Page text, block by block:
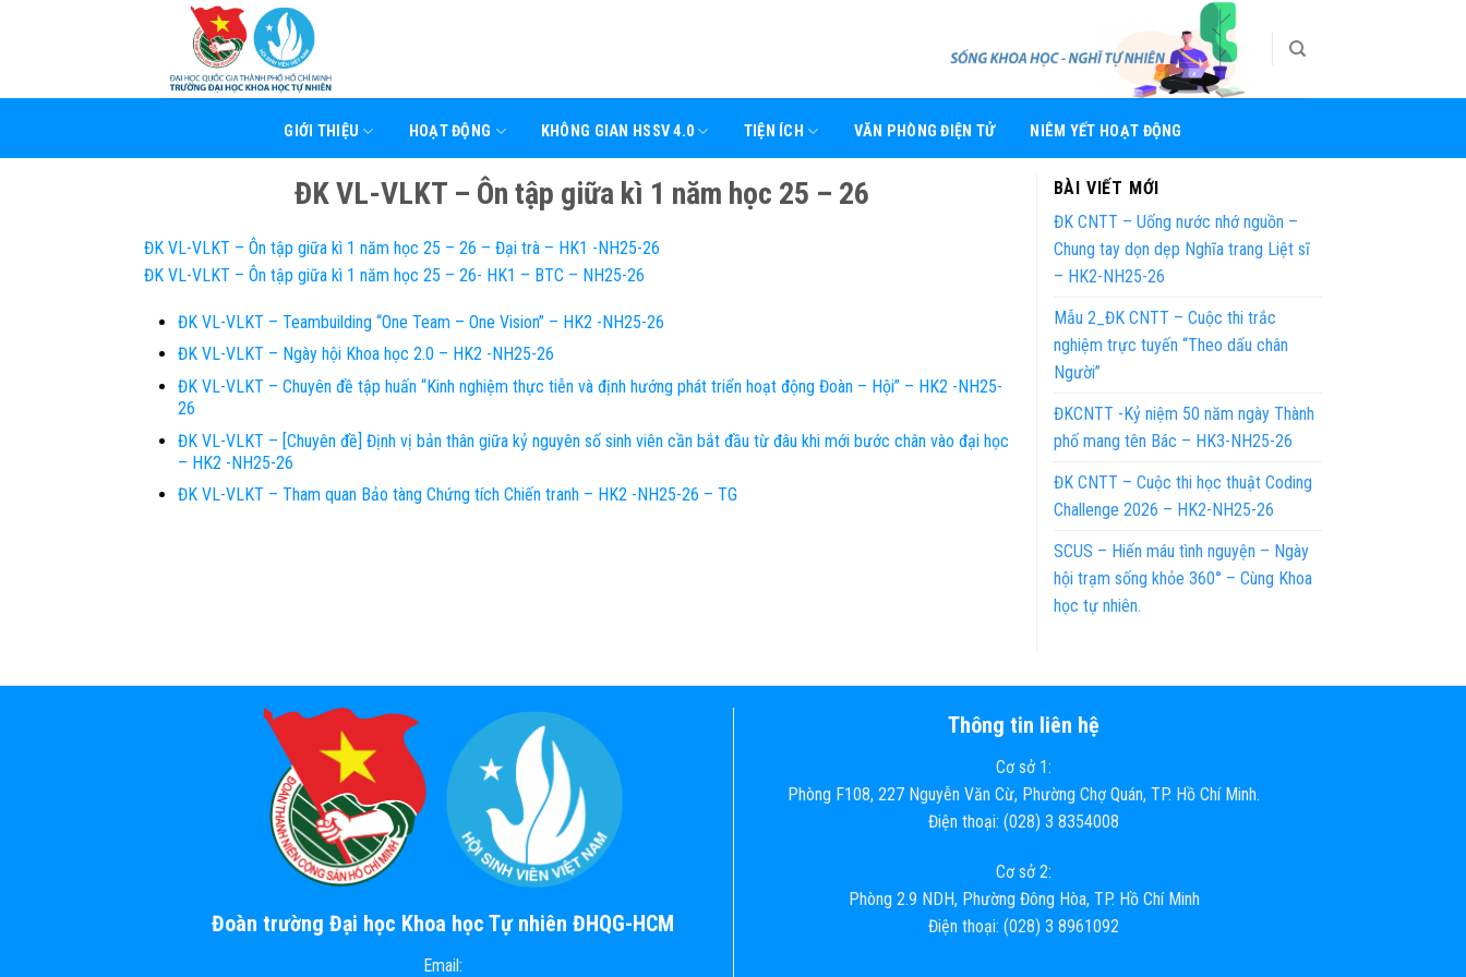
GIỚI THIỆU HOẠT ĐỘNG KHÔNG GIAN HSSV 4.0 TIỆN ÍCH VĂN PHÒNG ĐIỆN TỬ NIÊM YẾT HOẠT ĐỘNG
ĐK VL-VLKT – Ôn tập giữa kì 1 năm học 25 – 26
ĐK VL-VLKT – Ôn tập giữa kì 1 năm học 25 – 26 – Đại trà – HK1 -NH25-26
ĐK VL-VLKT – Ôn tập giữa kì 1 năm học 25 – 26- HK1 – BTC – NH25-26
ĐK VL-VLKT – Teambuilding “One Team – One Vision” – HK2 -NH25-26
ĐK VL-VLKT – Ngày hội Khoa học 2.0 – HK2 -NH25-26
ĐK VL-VLKT – Chuyên đề tập huấn “Kinh nghiệm thực tiễn và định hướng phát triển hoạt động Đoàn – Hội” – HK2 -NH25-
26
ĐK VL-VLKT – [Chuyên đề] Định vị bản thân giữa kỷ nguyên số sinh viên cần bắt đầu từ đâu khi mới bước chân vào đại học
– HK2 -NH25-26
ĐK VL-VLKT – Tham quan Bảo tàng Chứng tích Chiến tranh – HK2 -NH25-26 – TG
BÀI VIẾT MỚI
ĐK CNTT – Uống nước nhớ nguồn –
Chung tay dọn dẹp Nghĩa trang Liệt sĩ
– HK2-NH25-26
Mẫu 2_ĐK CNTT – Cuộc thi trắc
nghiệm trực tuyến “Theo dấu chân
Người”
ĐKCNTT -Kỷ niệm 50 năm ngày Thành
phố mang tên Bác – HK3-NH25-26
ĐK CNTT – Cuộc thi học thuật Coding
Challenge 2026 – HK2-NH25-26
SCUS – Hiến máu tình nguyện – Ngày
hội trạm sống khỏe 360° – Cùng Khoa
học tự nhiên.
Đoàn trường Đại học Khoa học Tự nhiên ĐHQG-HCM
Email:
Thông tin liên hệ
Cơ sở 1:
Phòng F108, 227 Nguyễn Văn Cừ, Phường Chợ Quán, TP. Hồ Chí Minh.
Điện thoại: (028) 3 8354008
Cơ sở 2:
Phòng 2.9 NDH, Phường Đông Hòa, TP. Hồ Chí Minh
Điện thoại: (028) 3 8961092